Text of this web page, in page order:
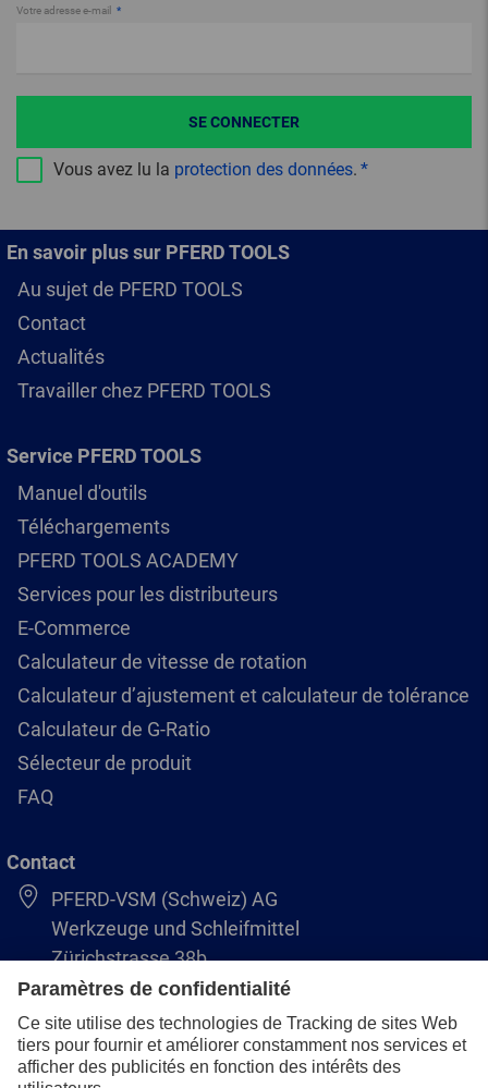
Votre adresse e-mail
Vous avez lu la protection des données.
SE CONNECTER
En savoir plus sur PFERD TOOLS
Au sujet de PFERD TOOLS
Contact
Actualités
Travailler chez PFERD TOOLS
Service PFERD TOOLS
Manuel d'outils
Téléchargements
PFERD TOOLS ACADEMY
Services pour les distributeurs
E-Commerce
Calculateur de vitesse de rotation
Calculateur d’ajustement et calculateur de tolérance
Calculateur de G-Ratio
Sélecteur de produit
FAQ
Contact
PFERD-VSM (Schweiz) AG
Werkzeuge und Schleifmittel
Zürichstrasse 38b
8306 Brüttisellen
+41 44 805 2828
info@pferd-vsm.ch